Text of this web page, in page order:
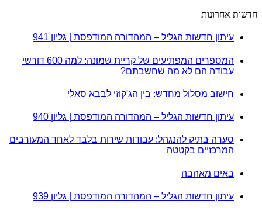
חדשות אחרונות
עיתון חדשות הגליל – המהדורה המודפסת | גליון 941
המספרים המפתיעים של קריית שמונה: למה 600 דורשי
עבודה הם לא מה שחשבתם?
חישוב מסלול מחדש: בין הג'קוזי לבבא סאלי
עיתון חדשות הגליל – המהדורה המודפסת | גליון 940
סערה בתיק להנגהל: עבודות שירות בלבד לאחד המעורבים
המרכזיים בקטטה
באים מאהבה
עיתון חדשות הגליל – המהדורה המודפסת | גליון 939